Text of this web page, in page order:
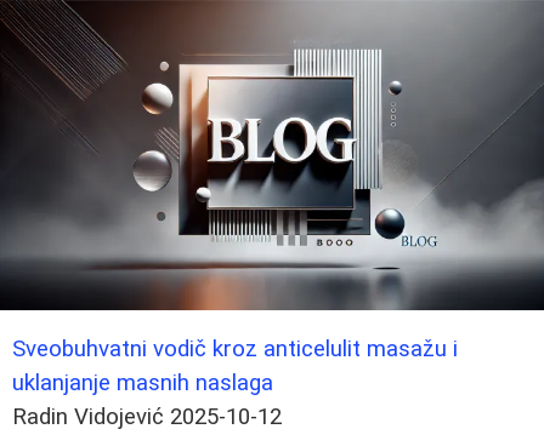
Sveobuhvatni vodič kroz anticelulit masažu i
uklanjanje masnih naslaga
Radin Vidojević 2025-10-12